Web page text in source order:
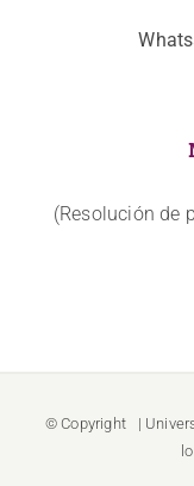
(Resolución de
© Copyright |